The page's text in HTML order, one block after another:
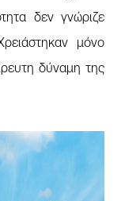
δεν γνώριζε
μόνο
δύναμη της